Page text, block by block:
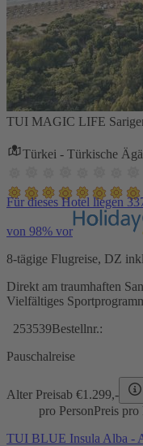
TUI MAGIC LIFE
Türkei - Türkische
Für dieses Hotel liegen
von 98% vor
8-tägige Flugreise, DZ
Direkt am traumhaften
Vielfältiges
253539Bestellnr.:
Pauschalreise
Alter Preisab €1.299,-
pro PersonPreis pro
TUI BLUE Insula Alba -